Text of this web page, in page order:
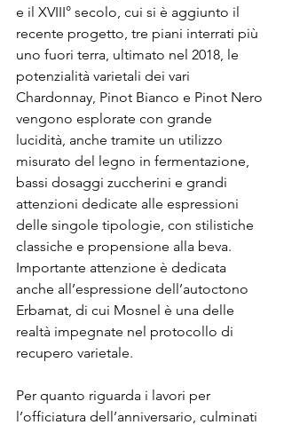
e il XVIII° secolo, cui si è aggiunto il
recente progetto, tre piani interrati più
uno fuori terra, ultimato nel 2018, le
potenzialità varietali dei vari
Chardonnay, Pinot Bianco e Pinot Nero
vengono esplorate con grande
lucidità, anche tramite un utilizzo
misurato del legno in fermentazione,
bassi dosaggi zuccherini e grandi
attenzioni dedicate alle espressioni
delle singole tipologie, con stilistiche
classiche e propensione alla beva.
Importante attenzione è dedicata
anche all’espressione dell’autoctono
Erbamat, di cui Mosnel è una delle
realtà impegnate nel protocollo di
recupero varietale.
Per quanto riguarda i lavori per
l’officiatura dell’anniversario, culminati